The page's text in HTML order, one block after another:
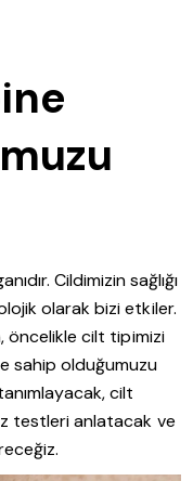
Cildimizin sağlığı
olarak bizi etkiler.
öncelikle cilt tipimizi
sahip olduğumuzu
cilt
testleri anlatacak ve